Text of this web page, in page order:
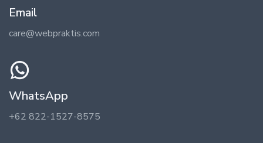
Email
care@webpraktis.com
WhatsApp
+62 822-1527-8575